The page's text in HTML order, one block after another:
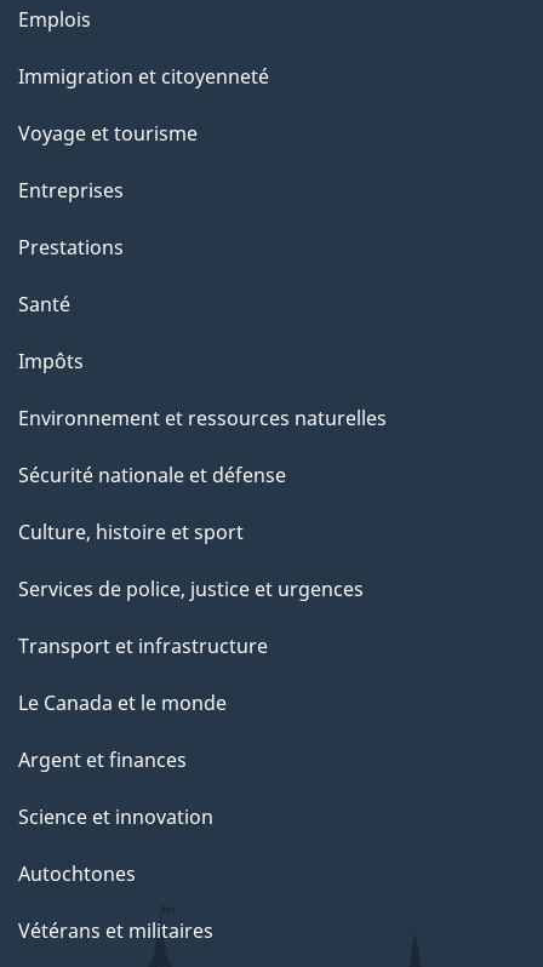
r
c
t
t
p
a
e
Thèmes
sujets
Emplois
Immigration et citoyenneté
Voyage et tourisme
Entreprises
Prestations
Santé
Impôts
Environnement et ressources naturelles
Sécurité nationale et défense
Culture, histoire et sport
Services de police, justice et urgences
Transport et infrastructure
Le Canada et le monde
Argent et finances
Science et innovation
Autochtones
Vétérans et militaires